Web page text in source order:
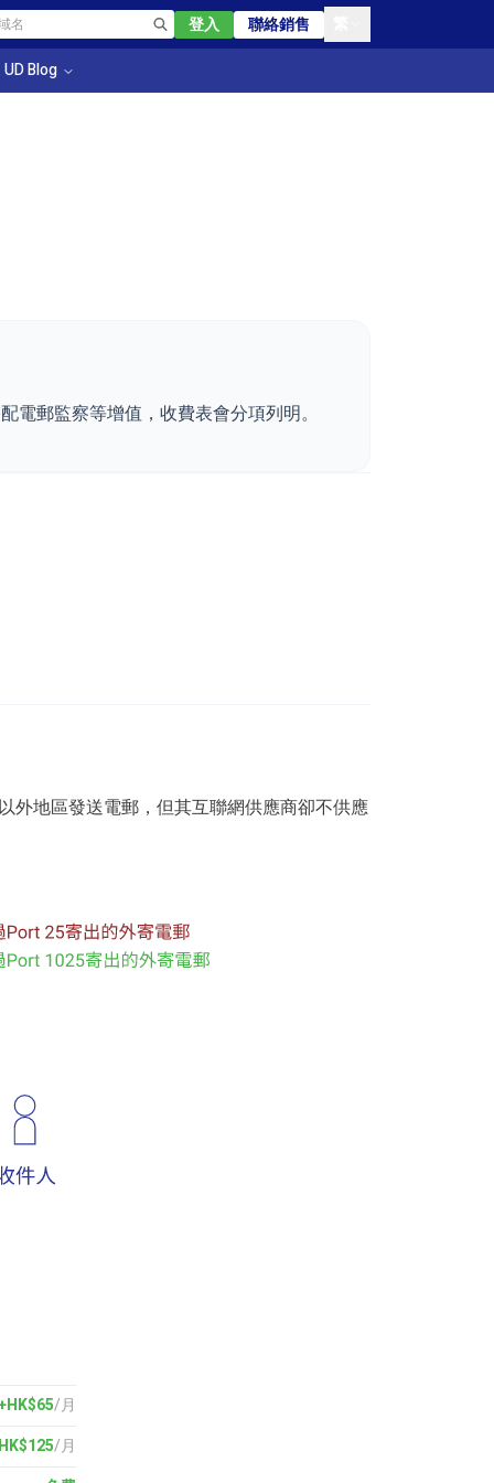
登入 聯絡銷售
UD Blog
電郵監察等增值，收費表會分項列明。
外地區發送電郵，但其互聯網供應商卻不供應
/月
/月